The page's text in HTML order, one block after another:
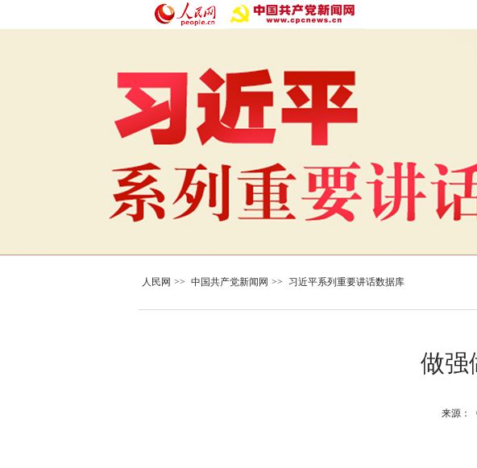
人民网 >> 中国共产党新闻网 >> 习近平系列重要讲话数据库
做强
来源：